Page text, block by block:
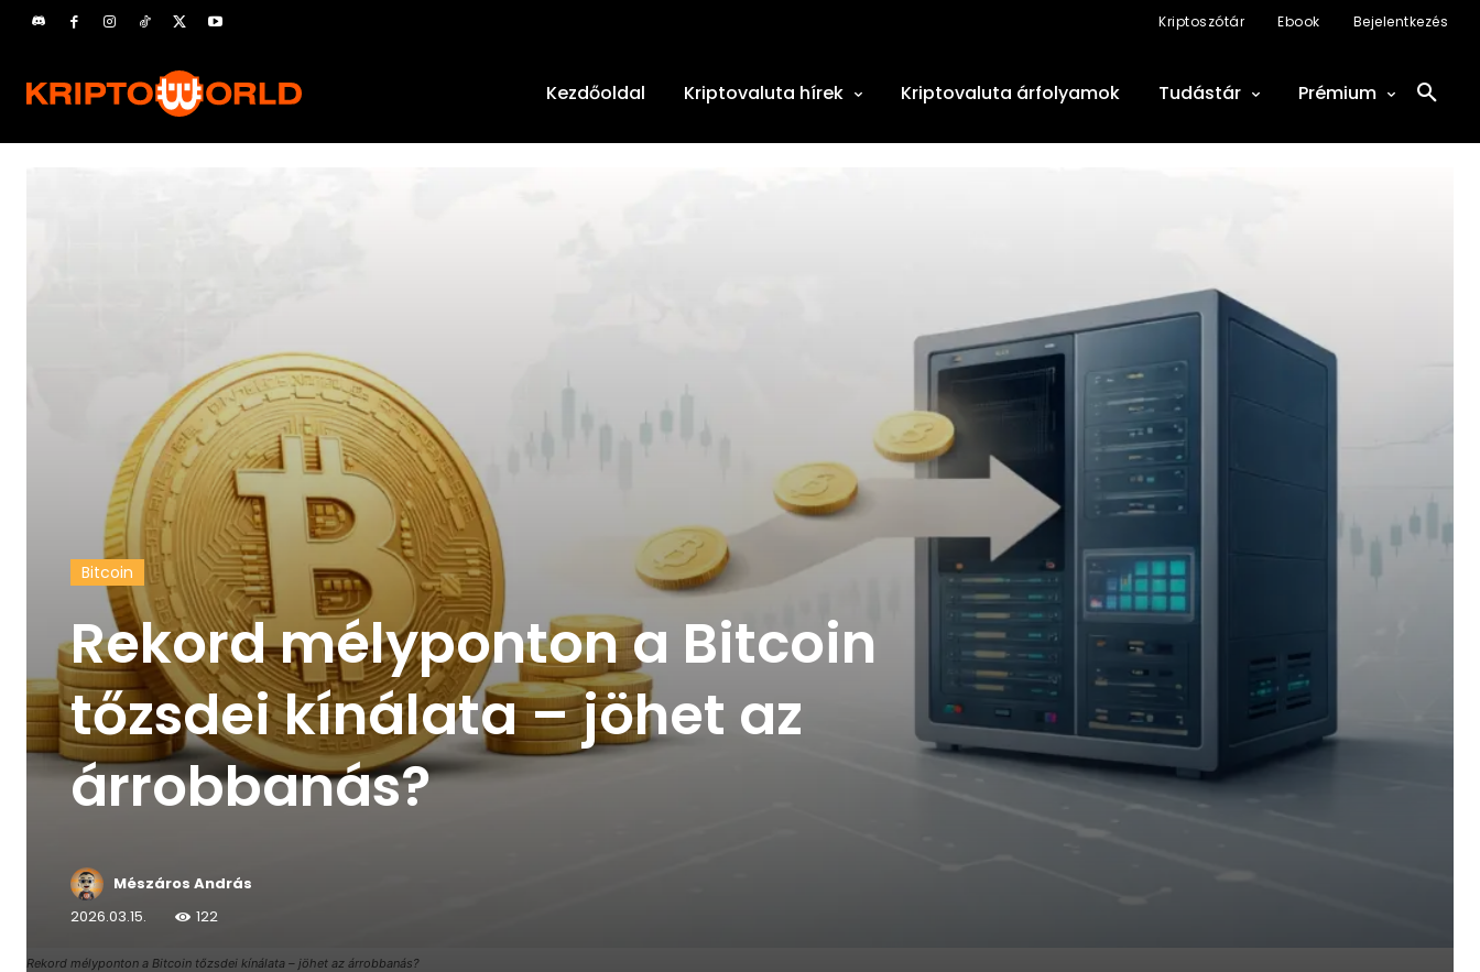
Kriptoszótár Ebook Bejelentkezés
Kezdőoldal Kriptovaluta hírek Kriptovaluta árfolyamok Tudástár Prémium
Rekord mélyponton a Bitcoin tőzsdei kínálata – jöhet az árrobbanás?
Bitcoin
Rekord mélyponton a Bitcoin
tőzsdei kínálata – jöhet az
árrobbanás?
Mészáros András
2026.03.15.
122